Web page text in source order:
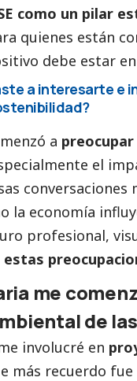
como un pilar
quienes están
debe estar
a interesarte e
a
el
la economía
profesional,
me
de
involucré en
más recuerdo